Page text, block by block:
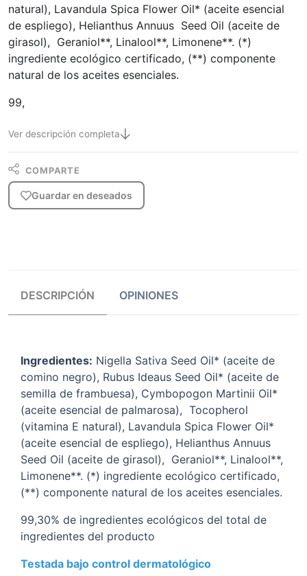
natural), Lavandula Spica Flower Oil* (aceite esencial
de espliego), Helianthus Annuus Seed Oil (aceite de
girasol), Geraniol**, Linalool**, Limonene**. (*)
ingrediente ecológico certificado, (**) componente
natural de los aceites esenciales.
99,
Ver descripción completa
COMPARTE
Guardar en deseados
DESCRIPCIÓN OPINIONES
Ingredientes: Nigella Sativa Seed Oil* (aceite de
comino negro), Rubus Ideaus Seed Oil* (aceite de
semilla de frambuesa), Cymbopogon Martinii Oil*
(aceite esencial de palmarosa), Tocopherol
(vitamina E natural), Lavandula Spica Flower Oil*
(aceite esencial de espliego), Helianthus Annuus
Seed Oil (aceite de girasol), Geraniol**, Linalool**,
Limonene**. (*) ingrediente ecológico certificado,
(**) componente natural de los aceites esenciales.
99,30% de ingredientes ecológicos del total de
ingredientes del producto
Testada bajo control dermatológico